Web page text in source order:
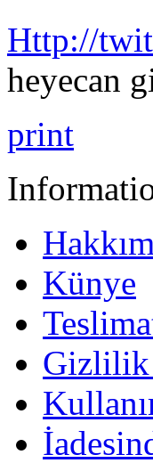
Http://
heyecan
print
Künye